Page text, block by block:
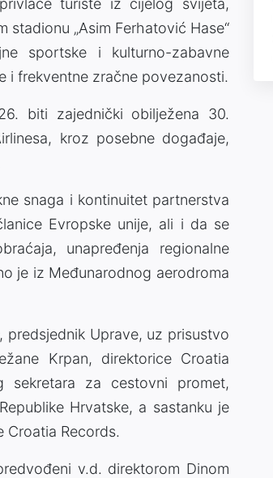
stadionu „Asim Ferhatović Hase“
sportske i kulturno-zabavne
i frekventne zračne povezanosti.
biti zajednički obilježena 30.
kroz posebne događaje,
snaga i kontinuitet partnerstva
Evropske unije, ali i da se
unapređenja regionalne
je iz Međunarodnog aerodroma
predsjednik Uprave, uz prisustvo
Krpan, direktorice Croatia
sekretara za cestovni promet,
Hrvatske, a sastanku je
Croatia Records.
v.d. direktorom Dinom